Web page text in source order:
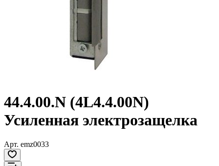
44.4.00.N (4L4.4.00N)
Усиленная электрозащелка
Арт. emz0033